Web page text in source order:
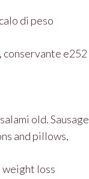
di peso
conservante e252
old.
and pillows,
loss